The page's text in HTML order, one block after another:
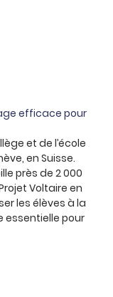
efficace pour
et de l’école
en Suisse.
près de 2 000
Voltaire en
les élèves à la
pour